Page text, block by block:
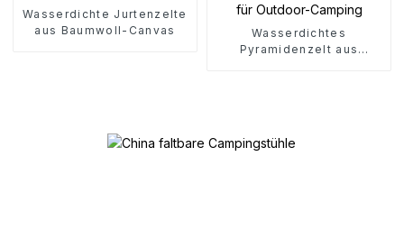
Wasserdichte Jurtenzelte
aus Baumwoll-Canvas
Wasserdichtes
Pyramidenzelt aus